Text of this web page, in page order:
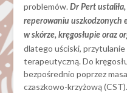
problemów. Dr Pert
reperowaniu uszkodzonych
w skórze, kręgosłupie oraz
dlatego uściski, przytulanie
terapeutyczną. Do
bezpośrednio poprzez
czaszkowo-krzyżową (CST).